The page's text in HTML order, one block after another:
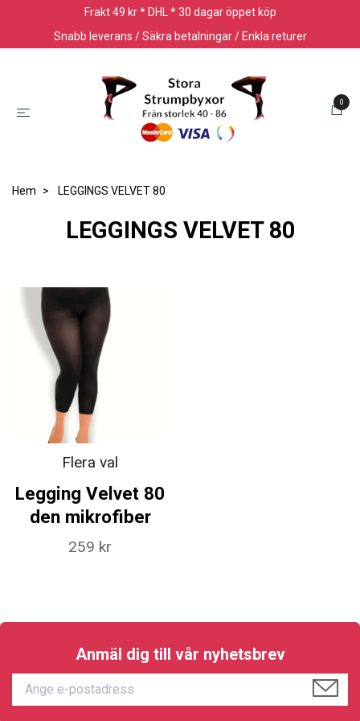
Frakt 49 kr * DHL * 30 dagar öppet köp
Snabb leverans / Säkra betalningar / Enkla returer
0
Hem LEGGINGS VELVET 80
LEGGINGS VELVET 80
Flera val
Legging Velvet 80
den mikrofiber
259 kr
Anmäl dig till vår nyhetsbrev